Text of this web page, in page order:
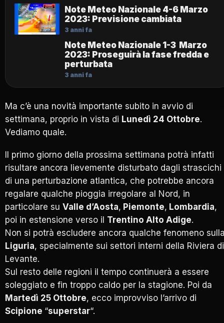
Note Meteo Nazionale 4-6 Marzo
2023: Previsione cambiata
3 anni fa
Note Meteo Nazionale 1-3 Marzo
2023: Proseguirà la fase fredda e
perturbata
3 anni fa
Ma c’è una novità importante subito in avvio di
settimana, proprio in vista di Lunedì 24 Ottobre.
Vediamo quale.
Il primo giorno della prossima settimana potrà infatti
risultare ancora lievemente disturbato dagli strascichi
di una perturbazione atlantica, che potrebbe ancora
regalare qualche pioggia irregolare al Nord, in
particolare su Valle d’Aosta, Piemonte, Lombardia,
poi in estensione verso il Trentino Alto Adige.
Non si potrà escludere ancora qualche fenomeno
Liguria, specialmente sui settori interni della Riviera di
Levante.
Sul resto delle regioni il tempo continuerà a essere
soleggiato e fin troppo caldo per la stagione. Poi da
Martedì 25 Ottobre, ecco improvviso l’arrivo di
Scipione “superstar“.